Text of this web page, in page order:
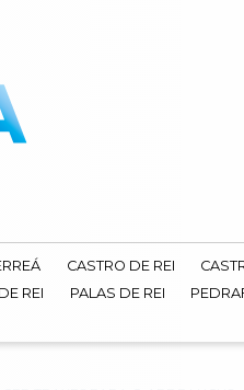
CASTRO DE REI
REI PALAS DE REI